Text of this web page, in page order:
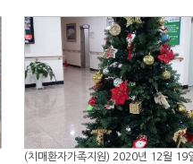
(치매환자가족지원) 2020년 12월 19